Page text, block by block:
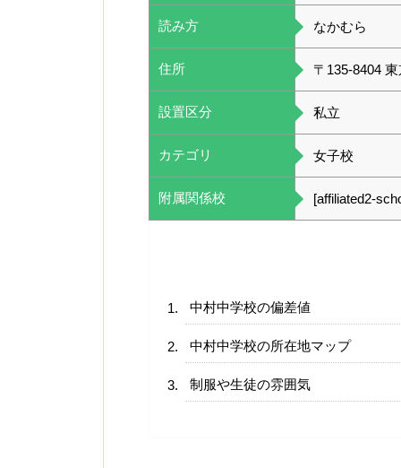
読み方 なかむら
住所 〒135-8404
設置区分 私立
カテゴリ 女子校
附属関係校 [affiliated2-
中村中学校の偏差値
中村中学校の所在地マップ
制服や生徒の雰囲気